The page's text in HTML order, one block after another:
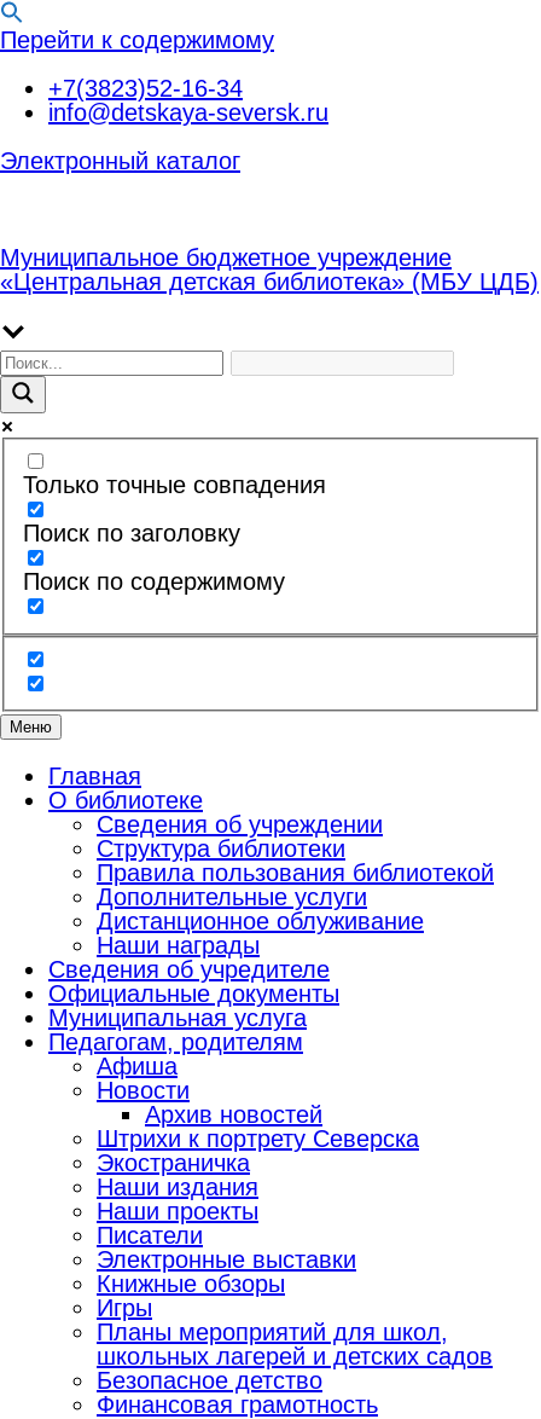
Перейти к содержимому
+7(3823)52-16-34
info@detskaya-seversk.ru
Электронный каталог
Муниципальное бюджетное учреждение
«Центральная детская библиотека» (МБУ ЦДБ)
Только точные совпадения
Поиск по заголовку
Поиск по содержимому
Меню
Главная
О библиотеке
Сведения об учреждении
Структура библиотеки
Правила пользования библиотекой
Дополнительные услуги
Дистанционное облуживание
Наши награды
Сведения об учредителе
Официальные документы
Муниципальная услуга
Педагогам, родителям
Афиша
Новости
Архив новостей
Штрихи к портрету Северска
Экостраничка
Наши издания
Наши проекты
Писатели
Электронные выставки
Книжные обзоры
Игры
Планы мероприятий для школ,
школьных лагерей и детских садов
Безопасное детство
Финансовая грамотность